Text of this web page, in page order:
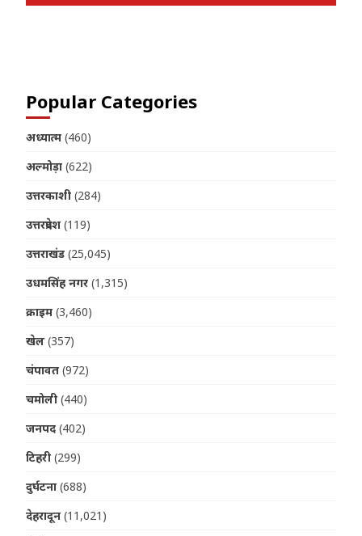
Popular Categories
अध्यात्म (460)
अल्मोड़ा (622)
उत्तरकाशी (284)
उत्तरप्रदेश (119)
उत्तराखंड (25,045)
उधमसिंह नगर (1,315)
क्राइम (3,460)
खेल (357)
चंपावत (972)
चमोली (440)
जनपद (402)
टिहरी (299)
दुर्घटना (688)
देहरादून (11,021)